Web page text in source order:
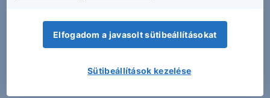
Erős lett a MOL második negyedéve
Elfogadom a javasolt sütibeállításokat
Sütibeállítások kezelése